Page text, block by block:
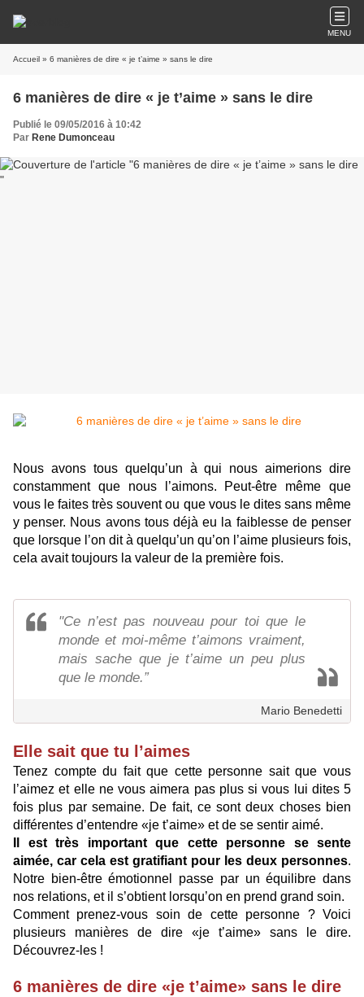
MENU
Accueil » 6 manières de dire « je t’aime » sans le dire
6 manières de dire « je t’aime » sans le dire
Publié le 09/05/2016 à 10:42
Par Rene Dumonceau
Nous avons tous quelqu’un à qui nous aimerions dire
constamment que nous l’aimons. Peut-être même que
vous le faites très souvent ou que vous le dites sans même
y penser. Nous avons tous déjà eu la faiblesse de penser
que lorsque l’on dit à quelqu’un qu’on l’aime plusieurs fois,
cela avait toujours la valeur de la première fois.
"Ce n’est pas nouveau pour toi que le
monde et moi-même t’aimons vraiment,
mais sache que je t’aime un peu plus
que le monde.”
Mario Benedetti
Elle sait que tu l’aimes
Tenez compte du fait que cette personne sait que vous
l’aimez et elle ne vous aimera pas plus si vous lui dites 5
fois plus par semaine. De fait, ce sont deux choses bien
différentes d’entendre «je t’aime» et de se sentir aimé.
Il est très important que cette personne se sente
aimée, car cela est gratifiant pour les deux personnes.
Notre bien-être émotionnel passe par un équilibre dans
nos relations, et il s’obtient lorsqu’on en prend grand soin.
Comment prenez-vous soin de cette personne ? Voici
plusieurs manières de dire «je t’aime» sans le dire.
Découvrez-les !
6 manières de dire «je t’aime» sans le dire